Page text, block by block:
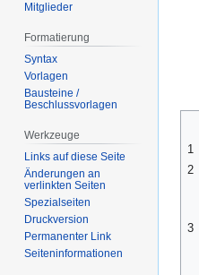
1
2
3
Mitglieder
Formatierung
Syntax
Vorlagen
Bausteine /
Beschlussvorlagen
Werkzeuge
Links auf diese Seite
Änderungen an
verlinkten Seiten
Spezialseiten
Druckversion
Permanenter Link
Seiten­­informationen